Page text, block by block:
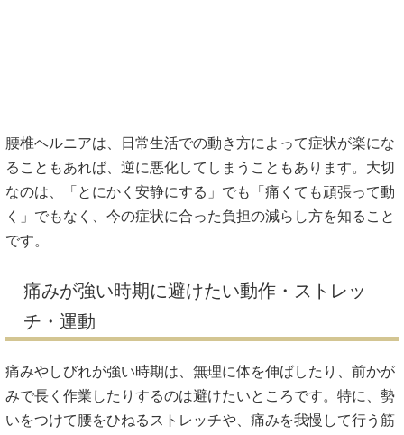
腰椎ヘルニアは、日常生活での動き方によって症状が楽にな
ることもあれば、逆に悪化してしまうこともあります。大切
なのは、「とにかく安静にする」でも「痛くても頑張って動
く」でもなく、今の症状に合った負担の減らし方を知ること
です。
痛みが強い時期に避けたい動作・ストレッ
チ・運動
痛みやしびれが強い時期は、無理に体を伸ばしたり、前かが
みで長く作業したりするのは避けたいところです。特に、勢
いをつけて腰をひねるストレッチや、痛みを我慢して行う筋